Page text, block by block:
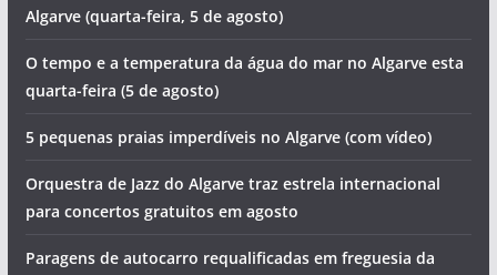
Algarve (quarta-feira, 5 de agosto)
O tempo e a temperatura da água do mar no Algarve esta
quarta-feira (5 de agosto)
5 pequenas praias imperdíveis no Algarve (com vídeo)
Orquestra de Jazz do Algarve traz estrela internacional
para concertos gratuitos em agosto
Paragens de autocarro requalificadas em freguesia da